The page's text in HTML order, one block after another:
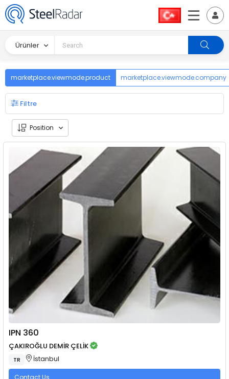
Ürünler
marketplace.viewmode.product marketplace.viewmode.company
Filtre
Position
IPN 360
ÇAKIROĞLU DEMİR ÇELİK
TR İstanbul
Contact Us